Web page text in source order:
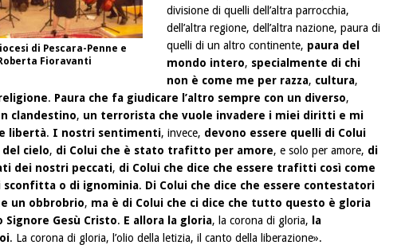
di Pescara-Penne e
Fioravanti
divisione di quelli dell’altra parrocchia,
dell’altra regione, dell’altra nazione, paura di
quelli di un altro continente, paura del
mondo intero, specialmente di chi
non è come me per razza, cultura,
. Paura che fa giudicare l’altro sempre con un diverso,
clandestino, un terrorista che vuole invadere i miei diritti e mi
libertà. I nostri sentimenti, invece, devono essere quelli di Colui
cielo, di Colui che è stato trafitto per amore, e solo per amore, di
dei nostri peccati, di Colui che dice che essere trafitti così come
sconfitta o di ignominia. Di Colui che dice che essere contestatori
un obbrobrio, ma è di Colui che ci dice che tutto questo è gloria
Signore Gesù Cristo. E allora la gloria, la corona di gloria,
la
. La corona di gloria, l’olio della letizia, il canto della liberazione».